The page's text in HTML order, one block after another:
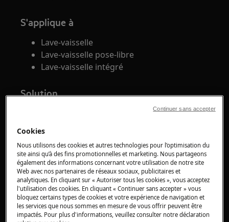
S'applique à
Lave-vaisselle
Lave-vaisselle pose-libre
Lave-vaisselle intégré
Solution
1. Utilisez des pastilles pour lave-vaisselle de
préférence avec des cycles longs afin d'éviter
vaisselle.
Selon la composition de la pastille et de ses
fonctions (Tout en 1, ...), un programme court
peut être insuffisant pour dissoudre
(complètement) cette pastille.
Cookies
Nous utilisons des cookies et autres technologies pour l’optimisation du
site ainsi qu’à des fins promotionnelles et marketing. Nous partageons
également des informations concernant votre utilisation de notre site
Web avec nos partenaires de réseaux sociaux, publicitaires et
analytiques. En cliquant sur « Autoriser tous les cookies », vous acceptez
l'utilisation des cookies. En cliquant « Continuer sans accepter » vous
bloquez certains types de cookies et votre expérience de navigation et
les services que nous sommes en mesure de vous offrir peuvent être
impactés. Pour plus d'informations, veuillez consulter notre déclaration
Continuer sans accepter